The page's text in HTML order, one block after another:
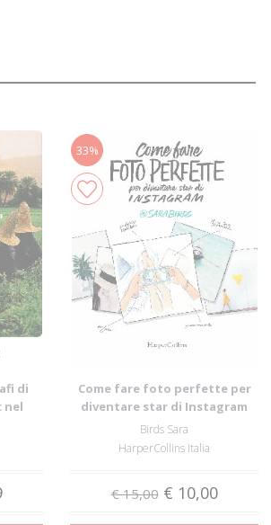
di
nel
33%
Come fare foto perfette per
diventare star di Instagram
Birds Sara
HarperCollins Italia
€ 15,00 € 10,00